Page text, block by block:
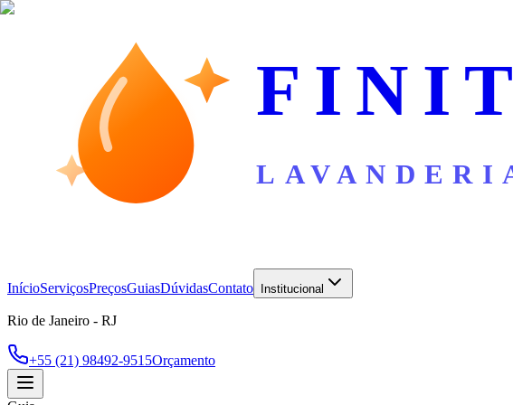
FINIT
InícioServiçosPreçosGuiasDúvidasContato Institucional
Rio de Janeiro - RJ
+55 (21) 98492-9515Orçamento